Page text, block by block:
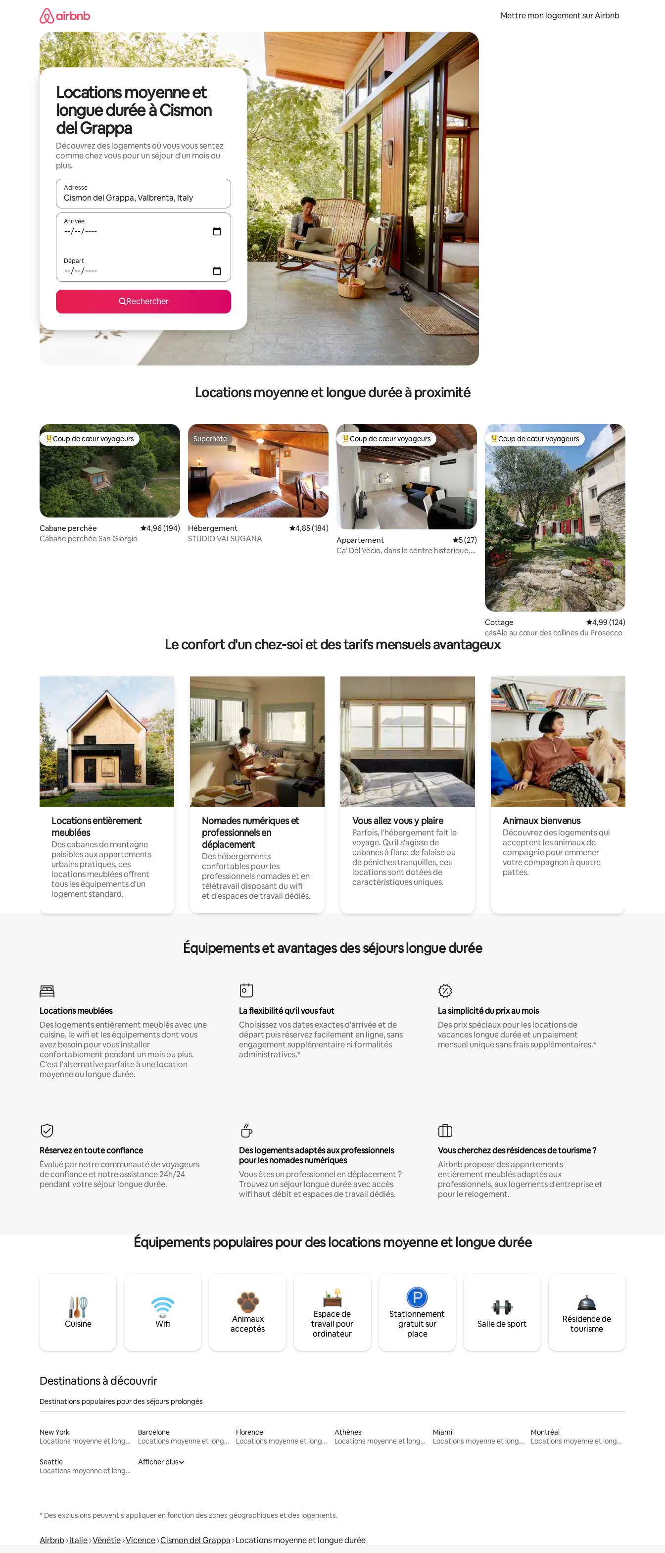
Mettre mon logement sur Airbnb
Locations moyenne et
longue durée à Cismon
del Grappa
Découvrez des logements où vous vous sentez
comme chez vous pour un séjour d'un mois ou
plus.
Adresse
Lorsque les résultats s'affichent, utilisez les flèches vers le haut et vers le bas pour les parcourir ou en appuyant et en faisant glisser.
Arrivée
Départ
Rechercher
Locations moyenne et longue durée à proximité
Coups de cœur voyageurs les plus appréciés
Coup de cœur voyageurs
Cabane perchée Évaluation moyenne sur la base de 194 commentaires : 4,96 sur 5
4,96 (194)
Cabane perchée San Giorgio
Superhôte
Superhôte
Hébergement Évaluation moyenne sur la base de 184 commentaires : 4,85 sur 5
4,85 (184)
STUDIO VALSUGANA
Coups de cœur voyageurs les plus appréciés
Coup de cœur voyageurs
Appartement Évaluation moyenne sur la base de 27 commentaires : 5 sur 5
5 (27)
Ca’ Del Vecio, dans le centre historique,
Coups de cœur voyageurs les plus appréciés
Coup de cœur voyageurs
Cottage Évaluation moyenne
4,99 (124)
casAle au cœur des collines du Prosecco
Le confort d'un chez-soi et des tarifs mensuels avantageux
Locations entièrement
meublées
Des cabanes de montagne
paisibles aux appartements
urbains pratiques, ces
locations meublées offrent
tous les équipements d'un
logement standard.
Nomades numériques et
professionnels en
déplacement
Des hébergements
confortables pour les
professionnels nomades et en
télétravail disposant du wifi
et d'espaces de travail dédiés.
Vous allez vous y plaire
Parfois, l'hébergement fait le
voyage. Qu'il s'agisse de
cabanes à flanc de falaise ou
de péniches tranquilles, ces
locations sont dotées de
caractéristiques uniques.
Animaux bienvenus
Découvrez des logements qui
acceptent les animaux de
compagnie pour emmener
votre compagnon à quatre
pattes.
Équipements et avantages des séjours longue durée
Locations meublées
Des logements entièrement meublés avec une
cuisine, le wifi et les équipements dont vous
avez besoin pour vous installer
confortablement pendant un mois ou plus.
C'est l'alternative parfaite à une location
moyenne ou longue durée.
La flexibilité qu'il vous faut
Choisissez vos dates exactes d'arrivée et de
départ puis réservez facilement en ligne, sans
engagement supplémentaire ni formalités
administratives.*
La simplicité du prix au mois
Des prix spéciaux pour les locations de
vacances longue durée et un paiement
mensuel unique sans frais supplémentaires.*
Réservez en toute confiance
Évalué par notre communauté de voyageurs
de confiance et notre assistance 24h/24
pendant votre séjour longue durée.
Des logements adaptés aux professionnels
pour les nomades numériques
Vous êtes un professionnel en déplacement ?
Trouvez un séjour longue durée avec accès
wifi haut débit et espaces de travail dédiés.
Vous cherchez des résidences de tourisme ?
Airbnb propose des appartements
entièrement meublés adaptés aux
professionnels, aux logements d'entreprise et
pour le relogement.
Équipements populaires pour des locations moyenne et longue durée
Cuisine Wifi
Animaux
acceptés
Espace de
travail pour
ordinateur
Stationnement
gratuit sur
place
Salle de sport
Résidence de
tourisme
Destinations à découvrir
Destinations populaires pour des séjours prolongés
New York
Locations moyenne et longue durée
Barcelone
Locations moyenne et longue durée
Florence
Locations moyenne et longue durée
Athènes
Locations moyenne et longue durée
Miami
Locations moyenne et longue durée
Montréal
Locations moyenne et longue durée
Seattle
Locations moyenne et longue durée
Afficher plus
* Des exclusions peuvent s'appliquer en fonction des zones géographiques et des logements.
Airbnb Italie Vénétie Vicence Cismon del Grappa Locations moyenne et longue durée